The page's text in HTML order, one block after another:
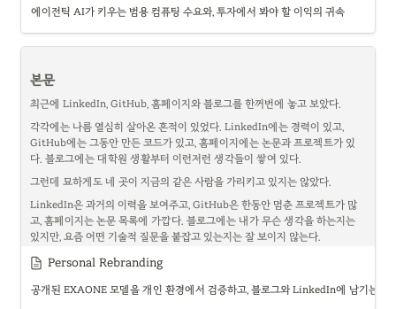
터베이스, 웹 서버, API 호출, 파일 입출력, 보안 검사처럼 조건문과 예외가 많
GPU는 반대 방향에서 발전했다. 하나하나가 CPU 코어만큼 다재다능하지는
CUDA 모델에서는 GPU가 여러 Streaming Multiprocessor(SM)로 구성되
데이터에 반복하는 학습과 추론에 강한 이유다. GPU 옆에 HBM 같은 고대역
폭 메모리가 붙는 것도 연산 유닛에 데이터를 끊임없이 공급하기 위해서다.
비유하면 CPU는 소수의 숙련된 실무자다. 갑자기 규정이 바뀌거나 예외가 생
겨도 각자 판단해 일을 이어간다. GPU는 같은 계산을 놀라운 속도로 반복하는
대규모 전문 작업반이다. 일이 일정하게 쪼개질수록 강하지만, 작업마다 다른
사이트에 로그인하고 오류 메시지를 읽고 다음 행동을 바꾸는 일에는 맞지 않
는다.
둘은 경쟁자라기보다 한 시스템의 서로 다른 기관이다. 실제 CUDA 프로그램
과를 기다리거나 다음 일을 배정한다. 현대 CPU에는 Intel AMX 같은 행렬
연산기가 들어가고 GPU도 캐시와 제어 기능이 고도화되면서 경계가 흐려지
에이전틱 AI가 키우는 범용 컴퓨팅 수요와, 투자에서 봐야 할 이익의 귀속
본문
최근에 LinkedIn, GitHub, 홈페이지와 블로그를 한꺼번에 놓고 보았다.
각각에는 나름 열심히 살아온 흔적이 있었다. LinkedIn에는 경력이 있고,
GitHub에는 그동안 만든 코드가 있고, 홈페이지에는 논문과 프로젝트가 있
다. 블로그에는 대학원 생활부터 이런저런 생각들이 쌓여 있다.
그런데 묘하게도 네 곳이 지금의 같은 사람을 가리키고 있지는 않았다.
LinkedIn은 과거의 이력을 보여주고, GitHub은 한동안 멈춘 프로젝트가 많
고, 홈페이지는 논문 목록에 가깝다. 블로그에는 내가 무슨 생각을 하는지는
있지만, 요즘 어떤 기술적 질문을 붙잡고 있는지는 잘 보이지 않는다.
퍼스널 브랜딩을 해야겠다는 생각은 여기서 시작했다. 그렇다고 갑자기 “AI
표를 요약하면서 아는 척하는 것도 영 내키지 않고, 회사에서 하는 일을 내 성
Personal Rebranding
공개된 EXAONE 모델을 개인 환경에서 검증하고, 블로그와 LinkedIn에 남기는 실